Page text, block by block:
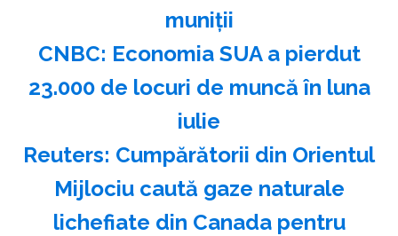
muniţii
CNBC: Economia SUA a pierdut
23.000 de locuri de muncă în luna
iulie
Reuters: Cumpărătorii din Orientul
Mijlociu caută gaze naturale
lichefiate din Canada pentru